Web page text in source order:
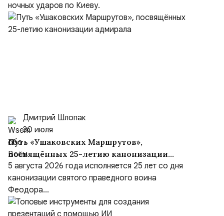
ночных ударов по Киеву.
Дмитрий Шлопак
30 июля
Путь «Ушаковских Маршрутов»,
посвящённых 25-летию канонизации
адмирала
5 августа 2026 года исполняется 25 лет со дня
канонизации святого праведного воина
Феодора...